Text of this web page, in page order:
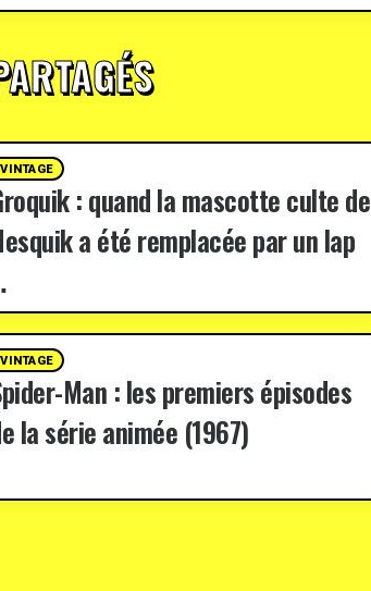
VINTAGE
: quand la mascotte culte de
a été remplacée par un lap
VINTAGE
Man : les premiers épisodes
la série animée (1967)